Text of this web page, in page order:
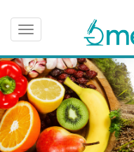
Toggle
navigation